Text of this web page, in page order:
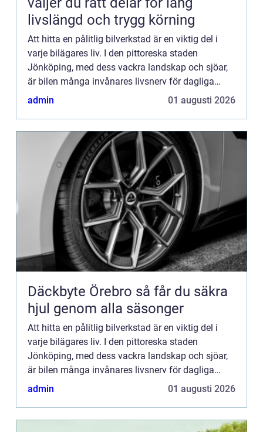
livslängd och trygg körning
Att hitta en pålitlig bilverkstad är en viktig del i
varje bilägares liv. I den pittoreska staden
Jönköping, med dess vackra landskap och sjöar,
är bilen många invånares livsnerv för dagliga
pendli...
admin 01 augusti 2026
Däckbyte Örebro så får du säkra
hjul genom alla säsonger
Att hitta en pålitlig bilverkstad är en viktig del i
varje bilägares liv. I den pittoreska staden
Jönköping, med dess vackra landskap och sjöar,
är bilen många invånares livsnerv för dagliga
pendli...
admin 01 augusti 2026